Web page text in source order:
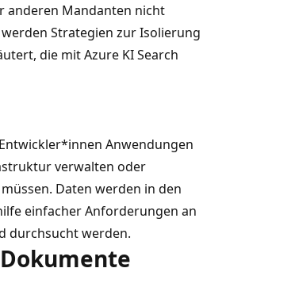
anderen Mandanten nicht
Strategien zur Isolierung
die mit Azure KI Search
Anwendungen
verwalten oder
Daten werden in den
einfacher Anforderungen an
durchsucht werden.